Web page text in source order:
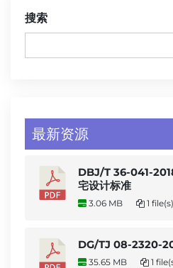
搜索
最新资源
DBJ/T 36-041-
宅设计标准
3.06 MB 1 file(s)
DG/TJ 08-2320-
35.65 MB 1